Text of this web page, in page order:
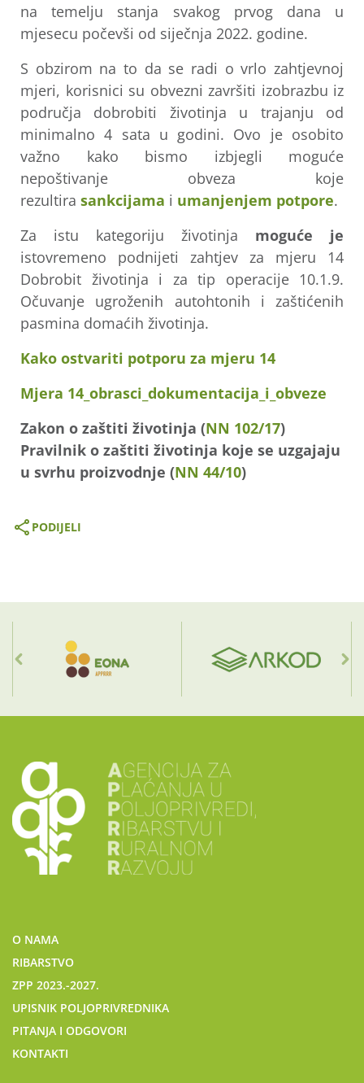
na temelju stanja svakog prvog dana u
mjesecu počevši od siječnja 2022. godine.
S obzirom na to da se radi o vrlo zahtjevnoj
mjeri, korisnici su obvezni završiti izobrazbu iz
područja dobrobiti životinja u trajanju od
minimalno 4 sata u godini. Ovo je osobito
važno kako bismo izbjegli moguće
nepoštivanje obveza koje
rezultira sankcijama i umanjenjem potpore.
Za istu kategoriju životinja moguće je
istovremeno podnijeti zahtjev za mjeru 14
Dobrobit životinja i za tip operacije 10.1.9.
Očuvanje ugroženih autohtonih i zaštićenih
pasmina domaćih životinja.
Kako ostvariti potporu za mjeru 14
Mjera 14_obrasci_dokumentacija_i_obveze
Zakon o zaštiti životinja (NN 102/17)
Pravilnik o zaštiti životinja koje se uzgajaju
u svrhu proizvodnje (NN 44/10)
PODIJELI
O NAMA
RIBARSTVO
ZPP 2023.-2027.
UPISNIK POLJOPRIVREDNIKA
PITANJA I ODGOVORI
KONTAKTI